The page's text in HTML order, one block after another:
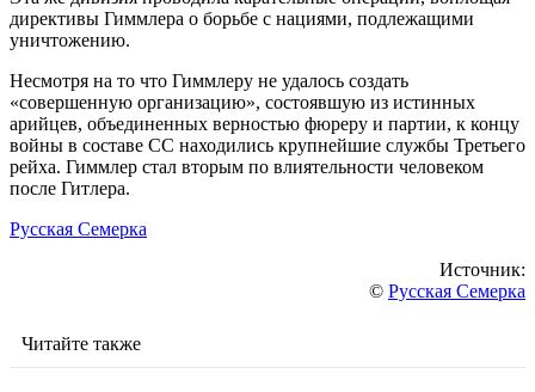
директивы Гиммлера о борьбе с нациями, подлежащими
уничтожению.
Несмотря на то что Гиммлеру не удалось создать
«совершенную организацию», состоявшую из истинных
арийцев, объединенных верностью фюреру и партии, к концу
войны в составе СС находились крупнейшие службы Третьего
рейха. Гиммлер стал вторым по влиятельности человеком
после Гитлера.
Русская Семерка
Источник:
© Русская Семерка
Читайте также